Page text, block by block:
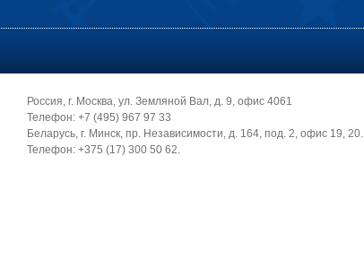
Россия, г. Москва, ул. Земляной Вал, д. 9, офис 4061
Телефон: +7 (495) 967 97 33
Беларусь, г. Минск, пр. Независимости, д. 164, под. 2, офис 19, 20.
Телефон: +375 (17) 300 50 62.